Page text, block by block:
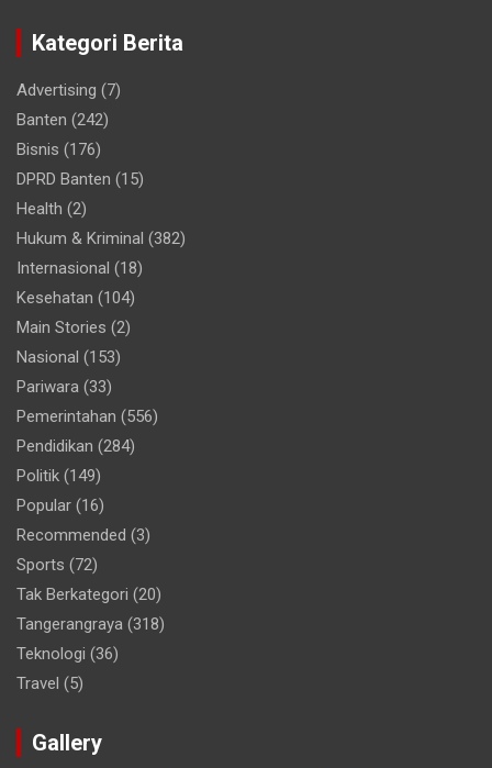
Kategori Berita
Advertising (7)
Banten (242)
Bisnis (176)
DPRD Banten (15)
Health (2)
Hukum & Kriminal (382)
Internasional (18)
Kesehatan (104)
Main Stories (2)
Nasional (153)
Pariwara (33)
Pemerintahan (556)
Pendidikan (284)
Politik (149)
Popular (16)
Recommended (3)
Sports (72)
Tak Berkategori (20)
Tangerangraya (318)
Teknologi (36)
Travel (5)
Gallery